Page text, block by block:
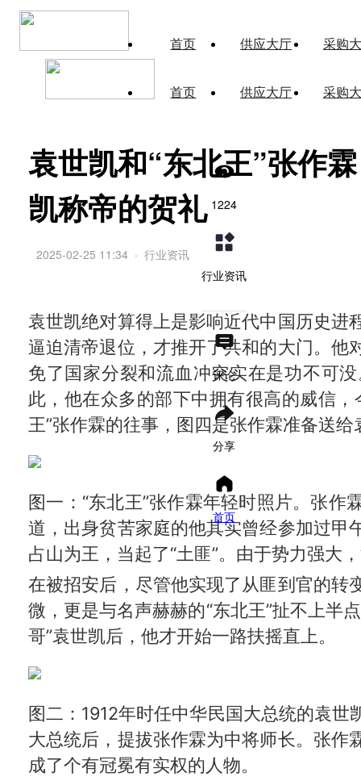
首页 供应大厅 采购
首页 供应大厅 采购
袁世凯和“东北王”张作
凯称帝的贺礼
2025-02-25 11:34 · 行业资讯
袁世凯绝对算得上是影响近代中国历史进
逼迫清帝退位，才推开了共和的大门。他
免了国家分裂和流血冲突实在是功不可
此，他在众多的部下中拥有很高的威信
王”张作霖的往事，图四是张作霖准备送给
图一：“东北王”张作霖年轻时照片。张
道，出身贫苦家庭的他其实曾经参加过甲
占山为王，当起了“土匪”。由于势力强大
在被招安后，尽管他实现了从匪到官的转
微，更是与名声赫赫的“东北王”扯不上半
哥”袁世凯后，他才开始一路扶摇直上。
图二：1912年时任中华民国大总统的袁
大总统后，提拔张作霖为中将师长。张作
成了个有冠冕有实权的人物。
1224
行业资讯
评论
分享
首页